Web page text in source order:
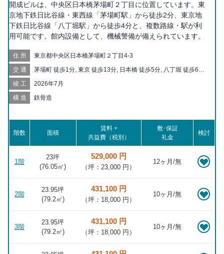
開成ビルは、中央区日本橋茅場町２丁目に位置しています。東
京地下鉄日比谷線・東西線「茅場町駅」から徒歩2分、東京地
下鉄日比谷線「八丁堀駅」から徒歩4分と、複数路線・駅が利
用可能です。館内設備として、機械警備が備えられています。
住所 東京都中央区日本橋茅場町２丁目4-3
交通
茅場町 徒歩1分, 東京 徒歩13分, 日本橋 徒歩5分, 八丁堀 徒歩6分,
分, 人形町 徒歩11分, 新富町 徒歩13分, 銀座一丁目 徒歩14分, 大
手町 徒歩15分, 新日本橋 徒歩15分, 小伝馬町 徒歩16分, 築地 徒
19分, 神田 徒歩20分, 馬喰町 徒歩20分, 月島 徒歩20分
竣工 2026年7月
構造 鉄骨造
階数 面積
賃料 +
共益費（税別）
敷･保証
礼金
検討
1階
23坪
(76.05㎡)
529,000 円
（坪：23,000 円）
12ヶ月/無
2階
23.95坪
(79.2㎡)
431,100 円
（坪：18,000 円）
10ヶ月/無
3階
23.95坪
(79.2㎡)
431,100 円
（坪：18,000 円）
10ヶ月/無